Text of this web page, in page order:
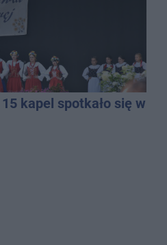
kapel spotkało się w